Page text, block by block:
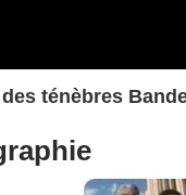
ténèbres